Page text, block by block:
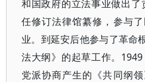
和国政府的立法事业做出
任修订法律馆纂修，参与
业。到延安后他参与了革命
法大纲》的起草工作。
党派协商产生的《共同纲